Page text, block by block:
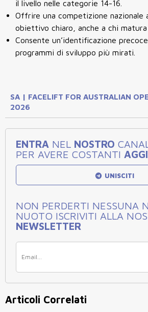
il livello nelle categorie 14-16.
Offrire una competizione nazionale
obiettivo chiaro, anche a chi matura
Consente un’identificazione
programmi di sviluppo più mirati.
SA | FACELIFT FOR AUSTRALIAN
2026
ENTRA NEL NOSTRO
PER AVERE COSTANTI
UNISCITI
NON PERDERTI NESSUNA
NUOTO ISCRIVITI ALLA
NEWSLETTER
Articoli Correlati